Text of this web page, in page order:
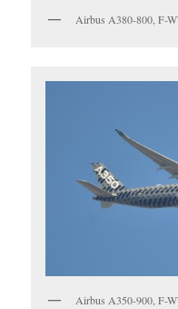
Airbus A380-800, F-
Airbus A350-900, F-